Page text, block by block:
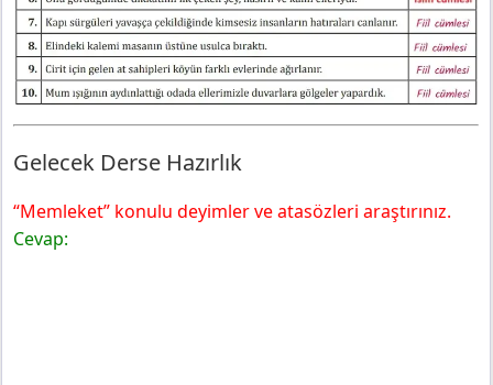
Gelecek Derse Hazırlık
“Memleket” konulu deyimler ve atasözleri araştırınız.
Cevap: